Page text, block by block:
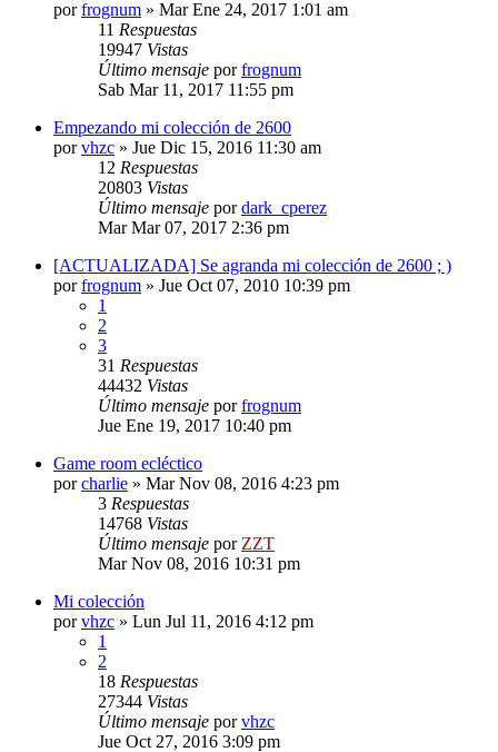
porfrognum » Mar Ene 24, 2017 1:01 am
11 Respuestas
19947 Vistas
Último mensaje porfrognum
Sab Mar 11, 2017 11:55 pm
Empezando mi colección de 2600
porvhzc » Jue Dic 15, 2016 11:30 am
12 Respuestas
20803 Vistas
Último mensaje pordark_cperez
Mar Mar 07, 2017 2:36 pm
[ACTUALIZADA] Se agranda mi colección de 2600 ; )
porfrognum » Jue Oct 07, 2010 10:39 pm
1
2
3
31 Respuestas
44432 Vistas
Último mensaje porfrognum
Jue Ene 19, 2017 10:40 pm
Game room ecléctico
porcharlie » Mar Nov 08, 2016 4:23 pm
3 Respuestas
14768 Vistas
Último mensaje por ZZT
Mar Nov 08, 2016 10:31 pm
Mi colección
porvhzc » Lun Jul 11, 2016 4:12 pm
1
2
18 Respuestas
27344 Vistas
Último mensaje porvhzc
Jue Oct 27, 2016 3:09 pm